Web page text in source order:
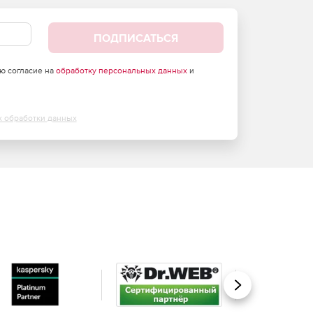
ПОДПИСАТЬСЯ
согласие на обработку персональных данныхи
обработки данных
Вперед